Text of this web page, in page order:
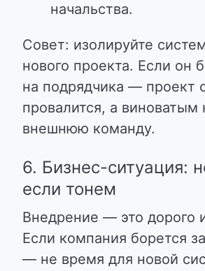
начальства.
Совет: изолируйте
нового проекта. Если он
на подрядчика — проект
провалится, а виноватым
внешнюю команду.
6. Бизнес-ситуация:
если тонем
Внедрение — это дорого
Если компания борется
— не время для новой